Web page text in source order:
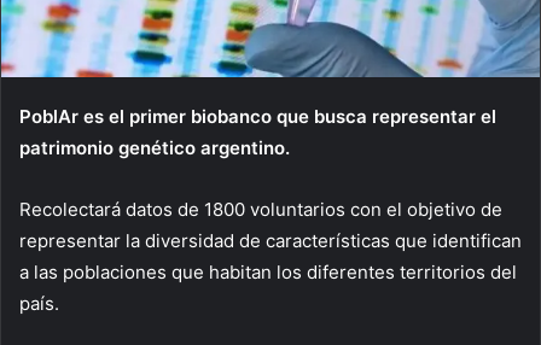
PoblAr es el primer biobanco que busca representar el
patrimonio genético argentino.
Recolectará datos de 1800 voluntarios con el objetivo de
representar la diversidad de características que identifican
a las poblaciones que habitan los diferentes territorios del
país.